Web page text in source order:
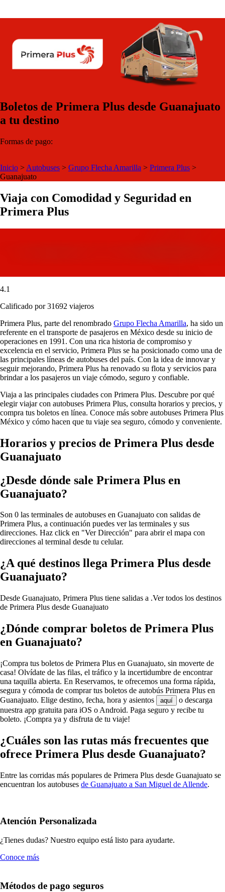
Boletos de Primera Plus desde Guanajuato
a tu destino
Formas de pago:
Inicio > Autobuses > Grupo Flecha Amarilla > Primera Plus >
Guanajuato
Viaja con Comodidad y Seguridad en
Primera Plus
4.1
Calificado por 31692 viajeros
Primera Plus, parte del renombrado Grupo Flecha Amarilla, ha sido un
referente en el transporte de pasajeros en México desde su inicio de
operaciones en 1991. Con una rica historia de compromiso y
excelencia en el servicio, Primera Plus se ha posicionado como una de
las principales líneas de autobuses del país. Con la idea de innovar y
seguir mejorando, Primera Plus ha renovado su flota y servicios para
brindar a los pasajeros un viaje cómodo, seguro y confiable.
Viaja a las principales ciudades con Primera Plus. Descubre por qué
elegir viajar con autobuses Primera Plus, consulta horarios y precios, y
compra tus boletos en línea. Conoce más sobre autobuses Primera Plus
México y cómo hacen que tu viaje sea seguro, cómodo y conveniente.
Horarios y precios de Primera Plus desde
Guanajuato
¿Desde dónde sale Primera Plus en
Guanajuato?
Son 0 las terminales de autobuses en Guanajuato con salidas de
Primera Plus, a continuación puedes ver las terminales y sus
direcciones. Haz click en "Ver Dirección" para abrir el mapa con
direcciones al terminal desde tu celular.
¿A qué destinos llega Primera Plus desde
Guanajuato?
Desde Guanajuato, Primera Plus tiene salidas a .Ver todos los destinos
de Primera Plus desde Guanajuato
¿Dónde comprar boletos de Primera Plus
en Guanajuato?
¡Compra tus boletos de Primera Plus en Guanajuato, sin moverte de
casa! Olvídate de las filas, el tráfico y la incertidumbre de encontrar
una taquilla abierta. En Reservamos, te ofrecemos una forma rápida,
segura y cómoda de comprar tus boletos de autobús Primera Plus en
Guanajuato. Elige destino, fecha, hora y asientos
aquí
o descarga
nuestra app gratuita para iOS o Android. Paga seguro y recibe tu
boleto. ¡Compra ya y disfruta de tu viaje!
¿Cuáles son las rutas más frecuentes que
ofrece Primera Plus desde Guanajuato?
Entre las corridas más populares de Primera Plus desde Guanajuato se
encuentran los autobuses de Guanajuato a San Miguel de Allende.
Atención Personalizada
¿Tienes dudas? Nuestro equipo está listo para ayudarte.
Conoce más
Métodos de pago seguros